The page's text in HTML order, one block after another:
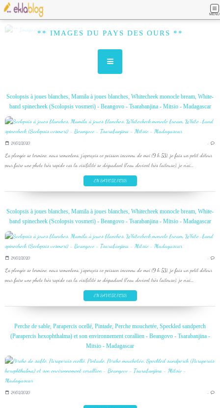
MENU
** IMAGES DU PAYS DES OURS **
Scolopsis à joues blanches, Mamila à joues blanches, Whitecheek monocle bream, White-
band spinecheek (Scolopsis vosmeri) - Beangovo - Tsarabanjina - Mitsio - Madagascar
24/02/2020 …
La plongée se termine, nous remontons, j'aperçois ce poisson inconnu de moi (9 h 53), je fais un petit détour
pour faire une photo très rapide car la visibilité se dégradant (l'eau devient très laiteuse), je n'ai...
EN SAVOIR PLUS
Scolopsis à joues blanches, Mamila à joues blanches, Whitecheek monocle bream, White-
band spinecheek (Scolopsis vosmeri) - Beangovo - Tsarabanjina - Mitsio - Madagascar
24/02/2020 …
La plongée se termine, nous remontons, j'aperçois ce poisson inconnu de moi (9 h 53), je fais un petit détour
pour faire une photo très rapide car la visibilité se dégradant (l'eau devient très laiteuse), je n'ai...
EN SAVOIR PLUS
Perche de sable, Parapercis ocellé, Pintade, Perche mouchetée, Speckled sandperch
(Parapercis hexophthalma) et son environnement corallien - Beangovo - Tsarabanjina -
Mitsio - Madagascar
24/02/2020 …